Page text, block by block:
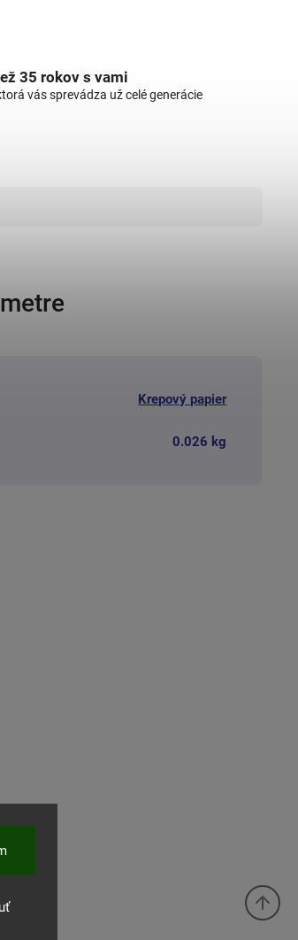
35 rokov s vami
vás sprevádza už celé generácie
Krepový papier
0.026 kg